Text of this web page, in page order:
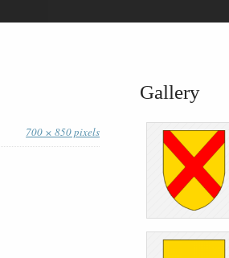
700 × 850 pixels
Gallery